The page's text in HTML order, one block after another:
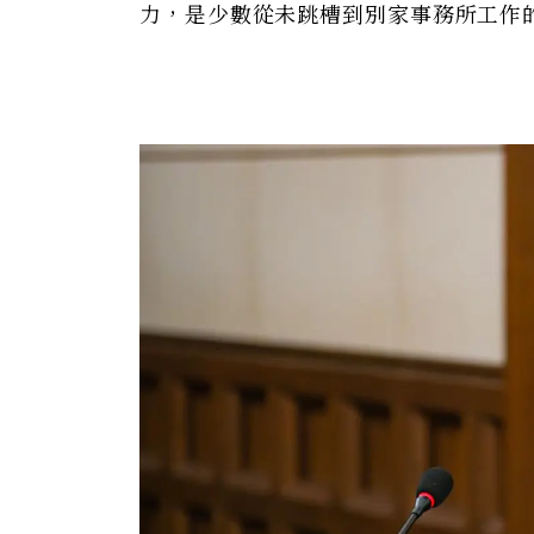
力，是少數從未跳槽到別家事務所工作